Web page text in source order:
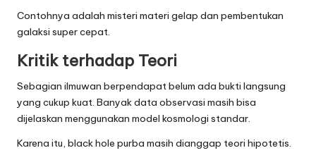
Contohnya adalah misteri materi gelap dan pembentukan
galaksi super cepat.
Kritik terhadap Teori
Sebagian ilmuwan berpendapat belum ada bukti langsung
yang cukup kuat. Banyak data observasi masih bisa
dijelaskan menggunakan model kosmologi standar.
Karena itu, black hole purba masih dianggap teori hipotetis.